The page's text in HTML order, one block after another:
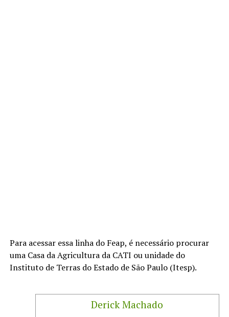
Para acessar essa linha do Feap, é necessário procurar
uma Casa da Agricultura da CATI ou unidade do
Instituto de Terras do Estado de São Paulo (Itesp).
Derick Machado